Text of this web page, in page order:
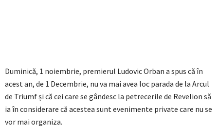
Duminică, 1 noiembrie, premierul Ludovic Orban a spus că în
acest an, de 1 Decembrie, nu va mai avea loc parada de la Arcul
de Triumf și că cei care se gândesc la petrecerile de Revelion să
ia în considerare că acestea sunt evenimente private care nu se
vor mai organiza.